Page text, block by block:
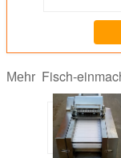
Mehr Fisch-